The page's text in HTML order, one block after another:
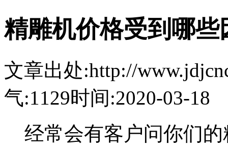
精雕机价格受到哪些
文章出处:http://
气:1129时间:2020-03-18
经常会有客户问你们的